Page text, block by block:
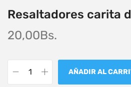
Resaltadores carita
20,00Bs.
AÑADIR AL